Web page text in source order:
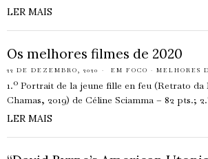
LER MAIS
Os melhores filmes de 2020
22 DE DEZEMBRO, 2020 EM FOCO · MELHORES
1.º Portrait de la jeune fille en feu (Retrato da
Chamas, 2019) de Céline Sciamma – 82 pts.;
LER MAIS